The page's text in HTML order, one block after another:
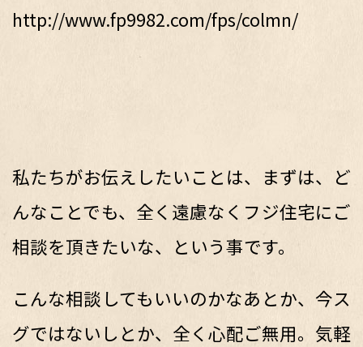
http://www.fp9982.com/fps/colmn/
私たちがお伝えしたいことは、まずは、ど
んなことでも、全く遠慮なくフジ住宅にご
相談を頂きたいな、という事です。
こんな相談してもいいのかなあとか、今ス
グではないしとか、全く心配ご無用。気軽